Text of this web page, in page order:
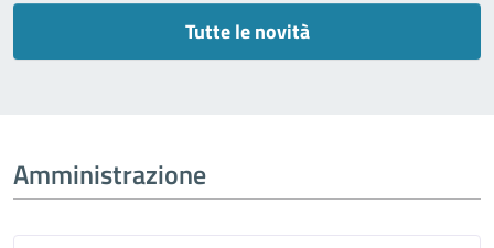
Tutte le novità
Amministrazione